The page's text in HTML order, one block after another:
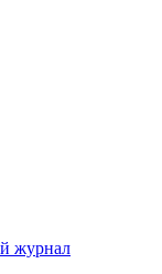
журнал